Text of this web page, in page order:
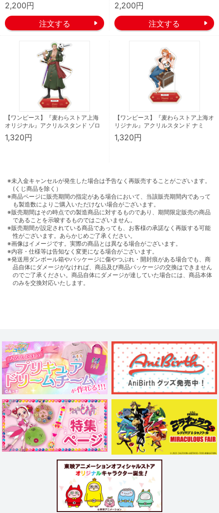
2,200円 2,200円
【ワンピース】『麦わらストア上海
オリジナル』アクリルスタンド ゾロ
1,320円
【ワンピース】『麦わらストア上海オ
リジナル』アクリルスタンド ナミ
1,320円
※未入金キャンセルが発生した場合は予告なく再販売することがございます。
(くじ商品を除く）
※商品ページに販売期間の指定がある場合において、当該販売期間内であって
も製造数によりご購入いただけない場合がございます。
※販売期間はその時点での製造商品に対するものであり、期間限定販売の商品
であることを示唆するものではございません。
※販売期間が設定されている商品であっても、お客様の承諾なく再販する可能
性がございます。あらかじめご了承ください。
※画像はイメージです。実際の商品とは異なる場合がございます。
※内容・仕様等は告知なく変更になる場合がございます。
※発送用ダンボール箱やパッケージに傷やつぶれ・開封痕がある場合でも、商
品自体にダメージがなければ、商品及び商品パッケージの交換はできません
のでご了承ください。商品自体にダメージが達していた場合には、商品本体
のみを交換対応いたします。